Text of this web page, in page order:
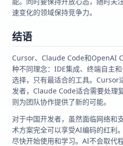
速变化的领域保持竞争力。
结语
Cursor、Claude Code和OpenAI
种不同理念：IDE集成、终端自主
选择，只有最适合的工具。Cursor
发者，Claude Code适合需要处理
则为团队协作提供了新的可能。
对于中国开发者，虽然面临网络和
术方案完全可以享受AI编码的红利
尽快开始使用和学习。AI不会取代